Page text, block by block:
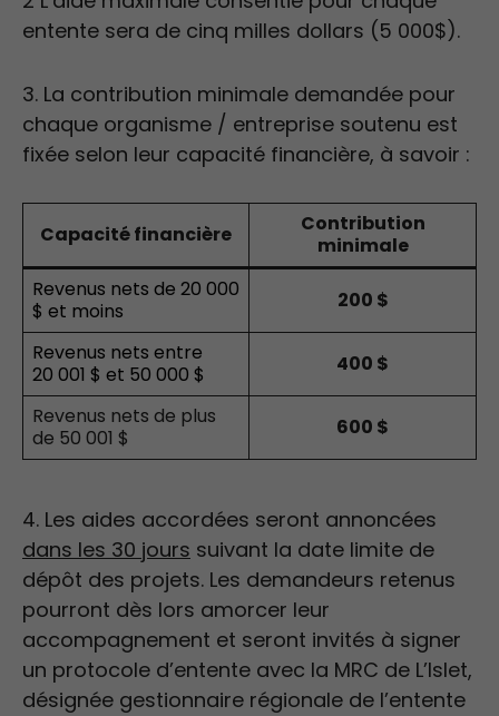
entente sera de cinq milles dollars (5 000$).
3. La contribution minimale demandée pour
chaque organisme / entreprise soutenu est
fixée selon leur capacité financière, à savoir :
Capacité financière
Contribution
minimale
Revenus nets de 20 000
$ et moins
200 $
Revenus nets entre
20 001 $ et 50 000 $
400 $
Revenus nets de plus
de 50 001 $
600 $
4. Les aides accordées seront annoncées
dans les 30 jours suivant la date limite de
dépôt des projets. Les demandeurs retenus
pourront dès lors amorcer leur
accompagnement et seront invités à signer
un protocole d’entente avec la MRC de L’Islet,
désignée gestionnaire régionale de l’entente